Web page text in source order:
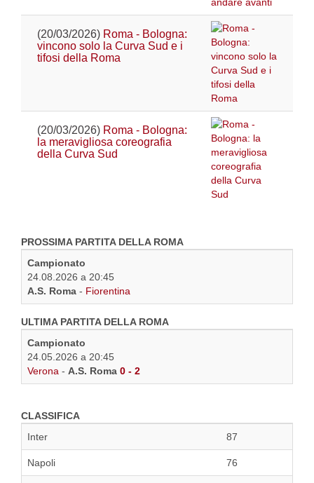
(20/03/2026) Roma - Bologna:
vincono solo la Curva Sud e i
tifosi della Roma
(20/03/2026) Roma - Bologna:
la meravigliosa coreografia
della Curva Sud
PROSSIMA PARTITA DELLA ROMA
Campionato
24.08.2026 a 20:45
A.S. Roma - Fiorentina
ULTIMA PARTITA DELLA ROMA
Campionato
24.05.2026 a 20:45
Verona - A.S. Roma 0 - 2
CLASSIFICA
Inter
87
Napoli 76